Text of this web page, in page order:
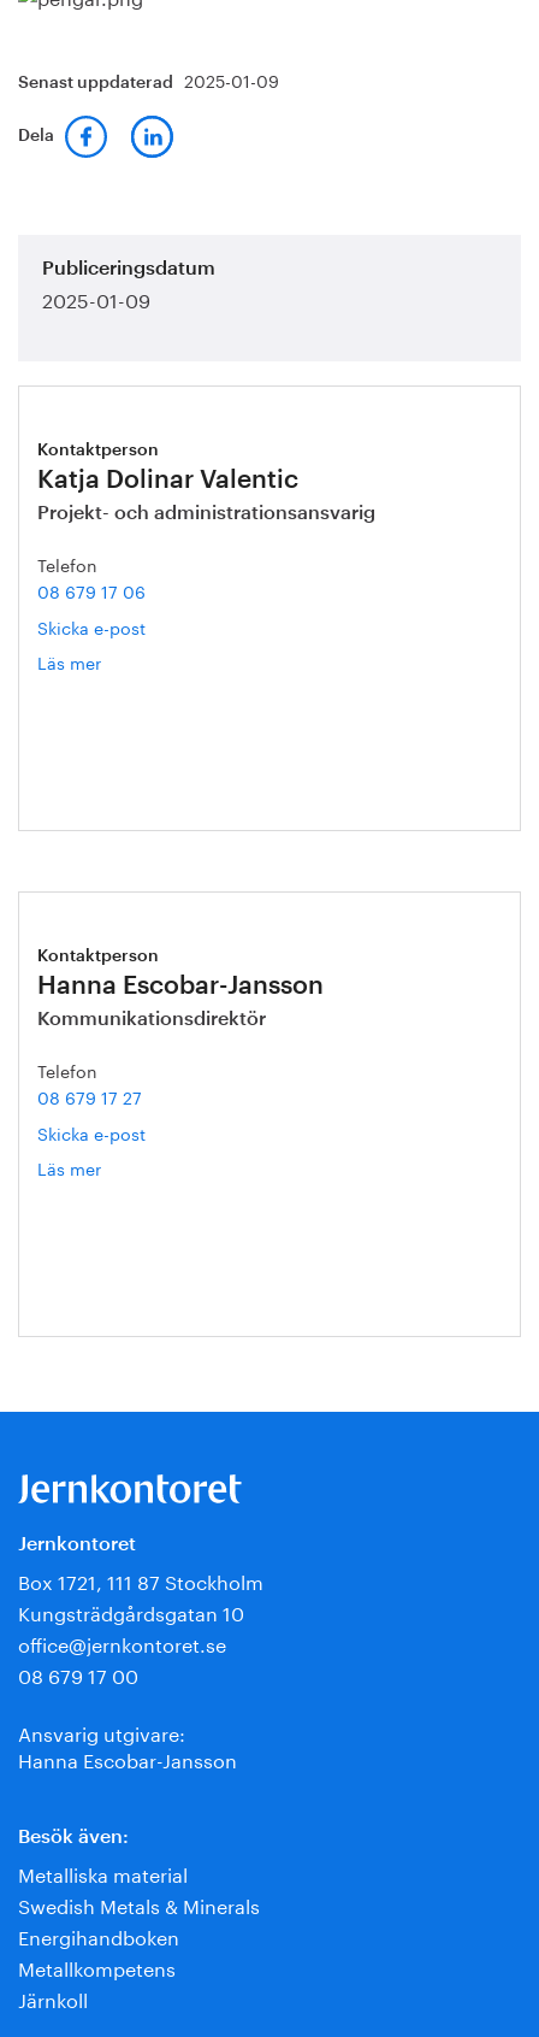
Senast uppdaterad 2025-01-09
Dela
Publiceringsdatum
2025-01-09
Kontaktperson
Katja Dolinar Valentic
Projekt- och administrationsansvarig
Telefon
08 679 17 06
Skicka e-post
Läs mer
Kontaktperson
Hanna Escobar-Jansson
Kommunikationsdirektör
Telefon
08 679 17 27
Skicka e-post
Läs mer
Jernkontoret
Box 1721, 111 87 Stockholm
Kungsträdgårdsgatan 10
office@jernkontoret.se
08 679 17 00
Ansvarig utgivare:
Hanna Escobar-Jansson
Besök även:
Metalliska material
Swedish Metals & Minerals
Energihandboken
Metallkompetens
Järnkoll